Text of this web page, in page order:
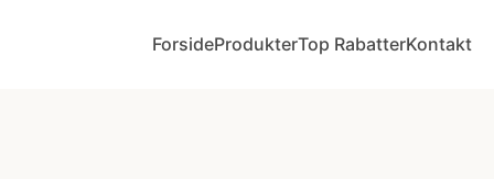
ForsideProdukterTop RabatterKontakt